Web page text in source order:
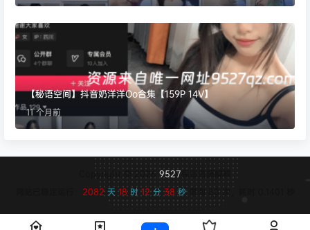
【秘语空间】抖音奶洋洋Oo合集【159P 14V】
11 个月前
Copyright © 2026 9527 保留资源解释
2082天18时12分39 秒 查询 80 次，耗时 0.1401 秒